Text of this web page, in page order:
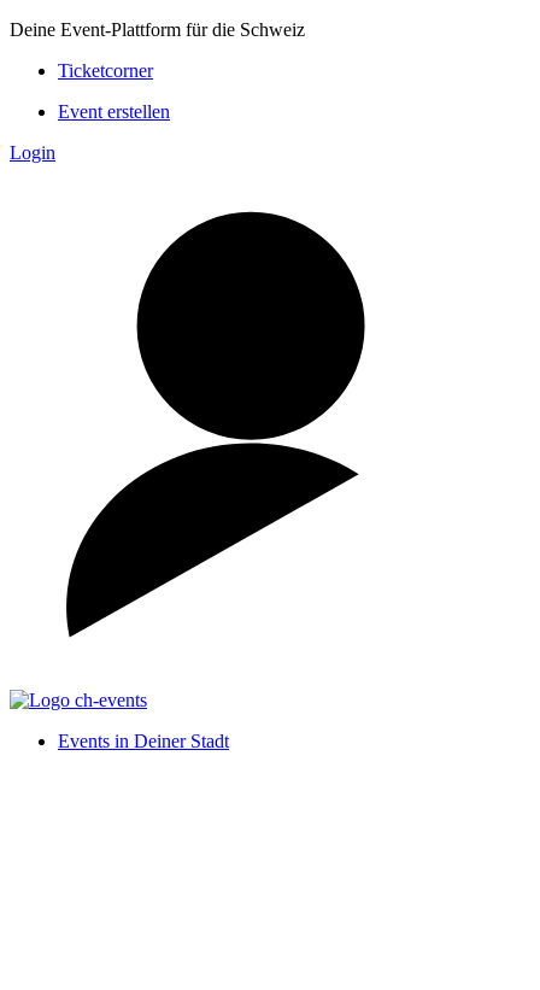
Deine Event-Plattform für die Schweiz
Ticketcorner
Event erstellen
Login
Events in Deiner Stadt